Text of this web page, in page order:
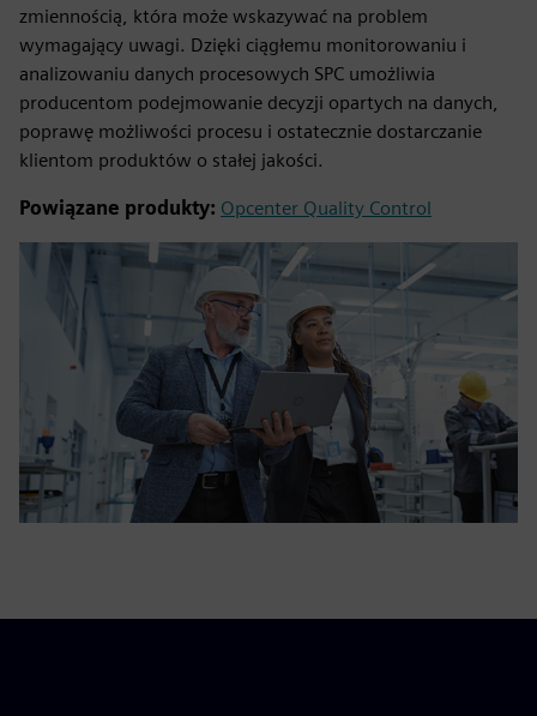
zmiennością, która może wskazywać na problem
wymagający uwagi. Dzięki ciągłemu monitorowaniu i
analizowaniu danych procesowych SPC umożliwia
producentom podejmowanie decyzji opartych na danych,
poprawę możliwości procesu i ostatecznie dostarczanie
klientom produktów o stałej jakości.
Powiązane produkty: Opcenter Quality Control